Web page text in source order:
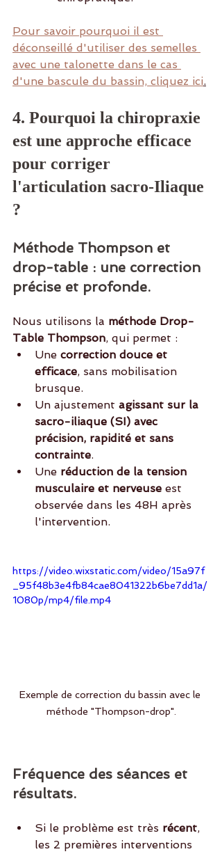
Pour savoir pourquoi il est
déconseillé d'utiliser des semelles
avec une talonette dans le cas
d'une bascule du bassin, cliquez ici.
4. Pourquoi la chiropraxie
est une approche efficace
pour corriger
l'articulation sacro-Iliaque
?
Méthode Thompson et
drop-table : une correction
précise et profonde.
Nous utilisons la méthode Drop-
Table Thompson, qui permet :
Une correction douce et
efficace, sans mobilisation
brusque.
Un ajustement agissant sur la
sacro-iliaque (SI) avec
précision, rapidité et sans
contrainte.
Une réduction de la tension
musculaire et nerveuse est
observée dans les 48H après
l'intervention.
https://video.wixstatic.com/video/15a97f
_95f48b3e4fb84cae8041322b6be7dd1a/
1080p/mp4/file.mp4
Exemple de correction du bassin avec le
méthode "Thompson-drop".
Fréquence des séances et
résultats.
Si le problème est très récent,
les 2 premières interventions